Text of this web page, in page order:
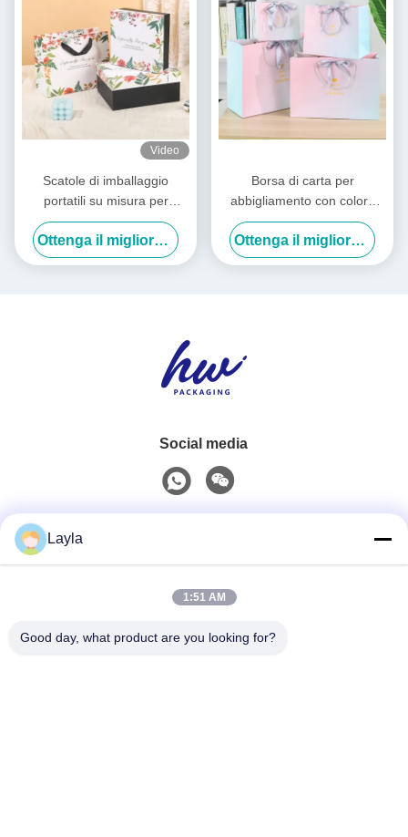
Video
Scatole di imballaggio
portatili su misura per
souvenir Offset Rectangular
Gift Box
Ottenga il migliore prezzo
Borsa di carta per
abbigliamento con colore
sfumato 18cm 36cm
Imballaggio personalizzato
per piccole imprese
Ottenga il migliore prezzo
Social media
0086-18688885859
Layla
1:51 AM
Good day, what product are you looking for?